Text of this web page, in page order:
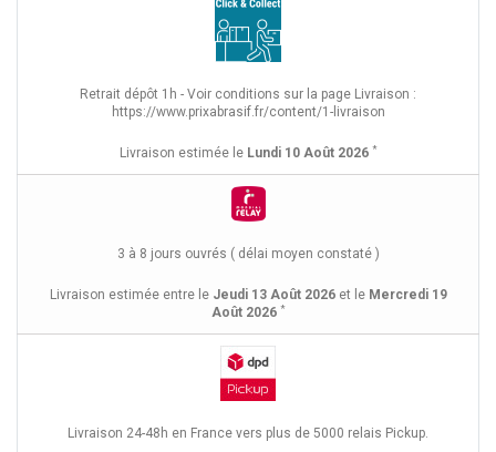
Retrait dépôt 1h - Voir conditions sur la page Livraison :
https://www.prixabrasif.fr/content/1-livraison
Livraison estimée le Lundi 10 Août 2026 *
3 à 8 jours ouvrés ( délai moyen constaté )
Livraison estimée entre le Jeudi 13 Août 2026et le Mercredi 19
Août 2026 *
Livraison 24-48h en France vers plus de 5000 relais Pickup.